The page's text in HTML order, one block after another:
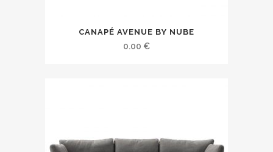
CANAPÉ AVENUE BY NUBE
0.00 €